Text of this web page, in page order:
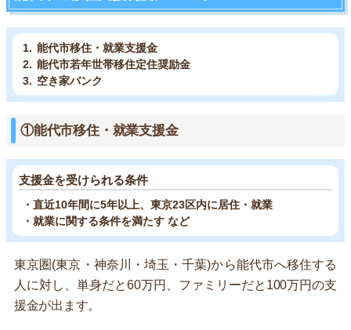
能代市移住・就業支援金
能代市若年世帯移住定住奨励金
空き家バンク
①能代市移住・就業支援金
支援金を受けられる条件
・直近10年間に5年以上、東京23区内に居住・就業
・就業に関する条件を満たす など
東京圏(東京・神奈川・埼玉・千葉)から能代市へ移住する
人に対し、単身だと60万円、ファミリーだと100万円の支
援金が出ます。